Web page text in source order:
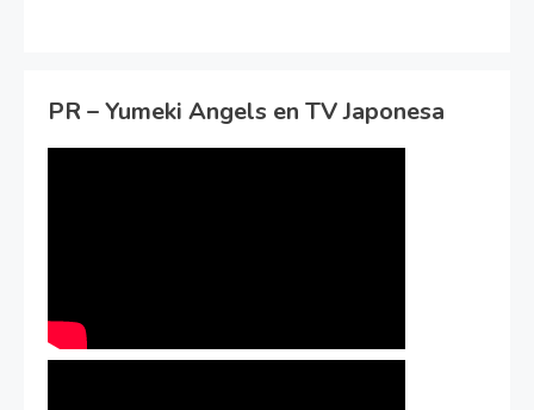
PR – Yumeki Angels en TV Japonesa